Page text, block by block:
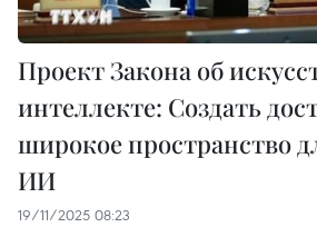
Проект Закона об
интеллекте: Создать
широкое пространство
ИИ
19/11/2025 08:23